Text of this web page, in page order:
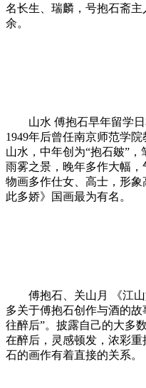
名长生、瑞麟，号抱石斋
余。
山水 傅抱石早年留学日
1949年后曾任南京师范学
山水，中年创为“抱石皴”
雨雾之景，晚年多作大幅
物画多作仕女、高士，形
此多娇》国画最为有名。
傅抱石、关山月 《江山
多关于傅抱石创作与酒的
往醉后”。披露自己的大多
在醉后，灵感顿发，浓彩
石的画作有着直接的关系。